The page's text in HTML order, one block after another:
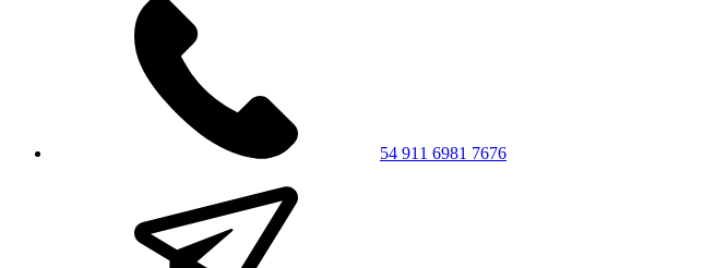
54 911 6981 7676